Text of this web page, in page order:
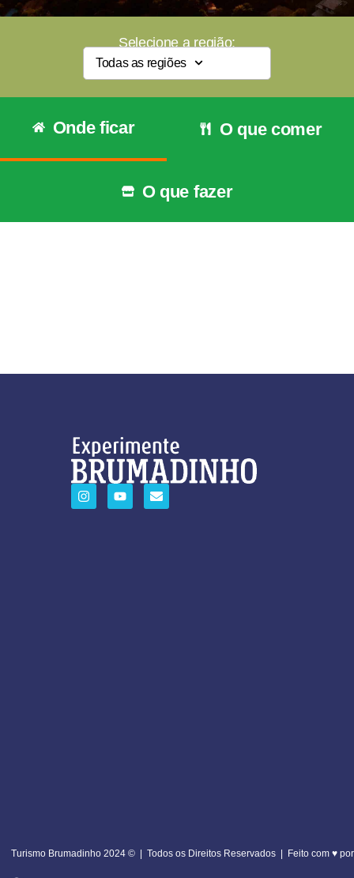
Selecione a região:
Todas as regiões
Onde ficar O que comer
O que fazer
Turismo Brumadinho 2024 ©️ | Todos os Direitos Reservados | Feito com ♥ por